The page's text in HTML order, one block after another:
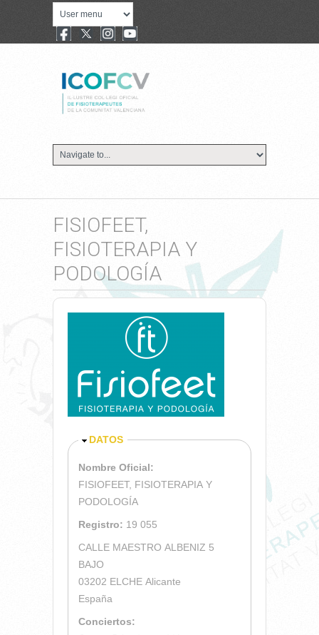
FISIOFEET,
FISIOTERAPIA Y
PODOLOGÍA
OCULTAR
DATOS
Nombre Oficial:
FISIOFEET, FISIOTERAPIA Y
PODOLOGÍA
Registro: 19 055
CALLE MAESTRO ALBENIZ 5
BAJO
03202 ELCHE Alicante
España
Conciertos: